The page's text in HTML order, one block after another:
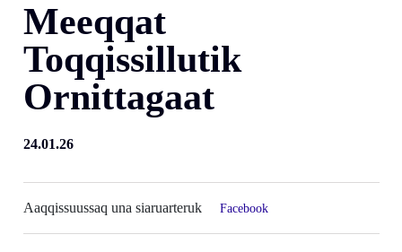
Meeqqat
Toqqissillutik
Ornittagaat
24.01.26
Aaqqissuussaq una siaruarteruk Facebook